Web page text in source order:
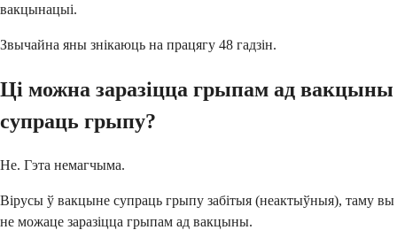
вакцынацыі.
Звычайна яны знікаюць на працягу 48 гадзін.
Ці можна заразіцца грыпам ад вакцыны
супраць грыпу?
Не. Гэта немагчыма.
Вірусы ў вакцыне супраць грыпу забітыя (неактыўныя), таму вы
не можаце заразіцца грыпам ад вакцыны.